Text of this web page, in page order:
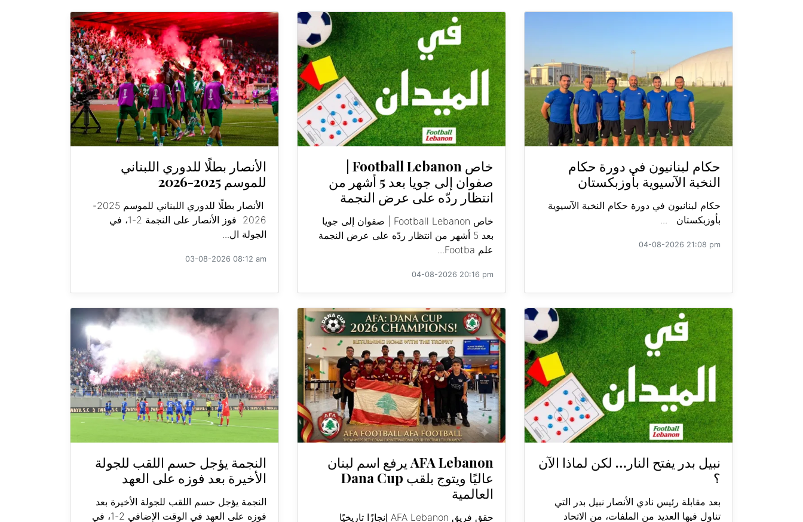
حكام لبنانيون في دورة حكام
النخبة الآسيوية بأوزبكستان
حكام لبنانيون في دورة حكام النخبة الآسيوية
بأوزبكستان ...
04-08-2026 21:08 pm
صفوان إلى جويا بعد 5 أشهر من
انتظار ردّه على عرض النجمة
خاص Football Lebanon | صفوان إلى جويا
بعد 5 أشهر من انتظار ردّه على عرض النجمة
علم Footba...
04-08-2026 20:16 pm
الأنصار بطلًا للدوري اللبناني
للموسم 2025-2026
الأنصار بطلًا للدوري اللبناني للموسم 2025-
2026 فوز الأنصار على النجمة 2-1، في
الجولة ال...
03-08-2026 08:12 am
نبيل بدر يفتح النار… لكن لماذا الآن
؟
بعد مقابلة رئيس نادي الأنصار نبيل بدر التي
تناول فيها العديد من الملفات، من الاتحاد
AFA Lebanon يرفع اسم لبنان
عاليًا ويتوج بلقب Dana Cup
العالمية
حقق فريق AFA Lebanon إنجازًا تاريخيًا
النجمة يؤجل حسم اللقب للجولة
الأخيرة بعد فوزه على العهد
النجمة يؤجل حسم اللقب للجولة الأخيرة بعد
فوزه على العهد في الوقت الإضافي 2-1، في